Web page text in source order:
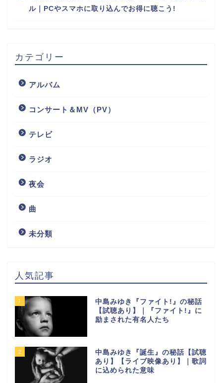
ル｜PCやスマホに取り込んでお得に聴こう!
カテゴリー
アルバム
コンサート＆MV（PV）
テレビ
ラジオ
夜会
曲
未分類
人気記事
1
中島みゆき『ファイト!』の秘話
【試聴あり】｜『ファイト!』に
励まされた有名人たち
2
中島みゆき『誕生』の秘話【試聴
あり】【ライブ映像あり】｜歌詞
に込められた意味